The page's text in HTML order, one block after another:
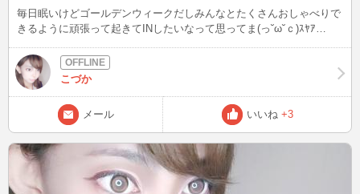
毎日眠いけどゴールデンウィークだしみんなとたくさんおしゃべりで
きるように頑張って起きてINしたいなって思ってま(っ˘ω˘ｃ)ｽﾔｱ…
こづか
メール いいね +3